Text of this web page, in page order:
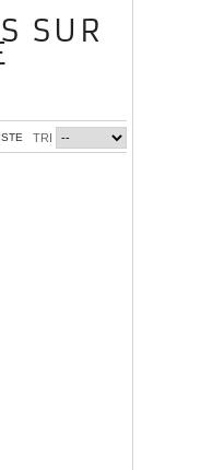
SUR
TRI